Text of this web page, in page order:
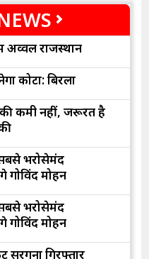
राजस्थान
कोटा: बिरला
कमी नहीं, जरूरत है
भरोसेमंद
गोविंद मोहन
भरोसेमंद
गोविंद मोहन
सरगना गिरफ्तार